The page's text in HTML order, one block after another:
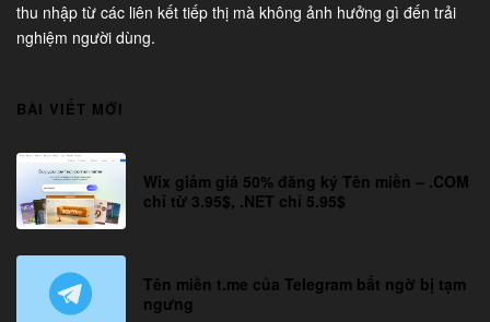
thu nhập từ các liên kết tiếp thị mà không ảnh hưởng gì đến trải
nghiệm người dùng.
BÀI VIẾT MỚI
Wix giảm giá 50% đăng ký Tên miền – .COM
chỉ từ 3.95$, .NET chỉ 5.95$
Tên miền t.me của Telegram bất ngờ bị tạm
ngưng